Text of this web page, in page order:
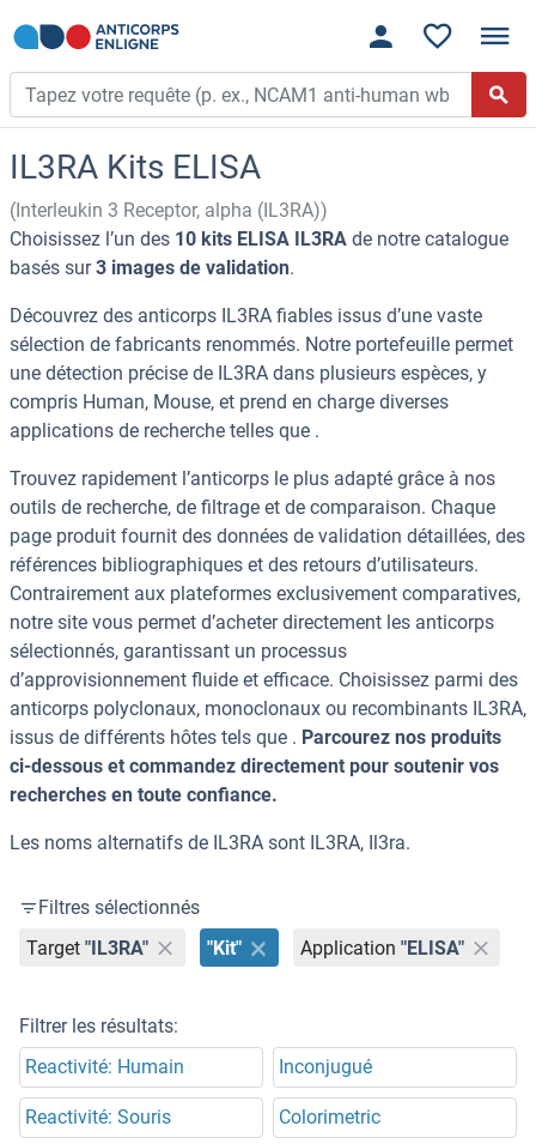
IL3RA Kits ELISA
(Interleukin 3 Receptor, alpha (IL3RA))
Choisissez l’un des 10 kits ELISA IL3RA de notre catalogue
basés sur3 images de validation.
Découvrez des anticorps IL3RA fiables issus d’une vaste
sélection de fabricants renommés. Notre portefeuille permet
une détection précise de IL3RA dans plusieurs espèces, y
compris Human, Mouse, et prend en charge diverses
applications de recherche telles que .
Trouvez rapidement l’anticorps le plus adapté grâce à nos
outils de recherche, de filtrage et de comparaison. Chaque
page produit fournit des données de validation détaillées, des
références bibliographiques et des retours d’utilisateurs.
Contrairement aux plateformes exclusivement comparatives,
notre site vous permet d’acheter directement les anticorps
sélectionnés, garantissant un processus
d’approvisionnement fluide et efficace. Choisissez parmi des
anticorps polyclonaux, monoclonaux ou recombinants IL3RA,
issus de différents hôtes tels que . Parcourez nos produits
ci-dessous et commandez directement pour soutenir vos
recherches en toute confiance.
Les noms alternatifs de IL3RA sont IL3RA, Il3ra.
Filtres sélectionnés
Target "IL3RA" "Kit" Application "ELISA"
Filtrer les résultats:
Reactivité: Humain
Inconjugué
Reactivité: Souris Colorimetric